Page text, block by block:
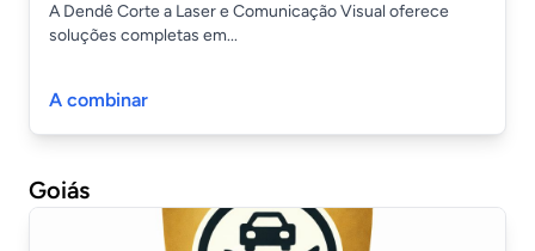
A Dendê Corte a Laser e Comunicação Visual oferece
soluções completas em...
A combinar
Goiás